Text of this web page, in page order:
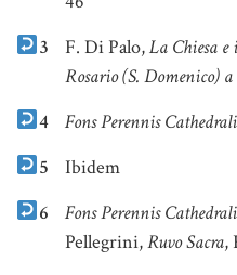
3
F. Di Palo,La Chiesa e
Rosario (S. Domenico) a
4
Fons Perennis
5
Ibidem
6
Fons Perennis
Pellegrini,Ruvo Sacra,